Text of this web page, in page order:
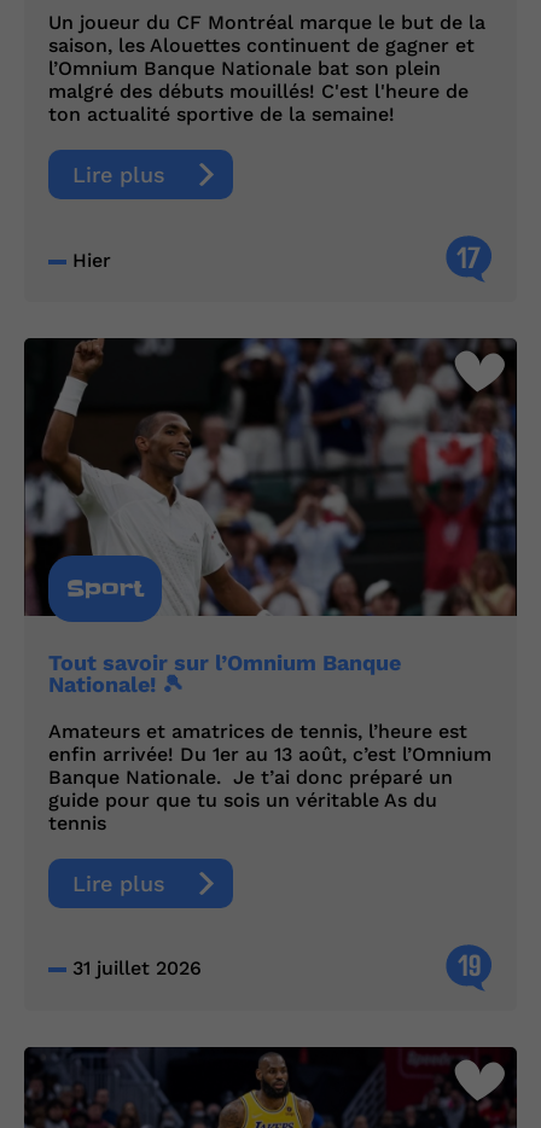
Un joueur du CF Montréal marque le but de la
saison, les Alouettes continuent de gagner et
l’Omnium Banque Nationale bat son plein
malgré des débuts mouillés! C'est l'heure de
ton actualité sportive de la semaine!
Lire plus
Hier 17
Sport
Tout savoir sur l’Omnium Banque
Nationale! 🎾
Amateurs et amatrices de tennis, l’heure est
enfin arrivée! Du 1er au 13 août, c’est l’Omnium
Banque Nationale. Je t’ai donc préparé un
guide pour que tu sois un véritable As du
tennis
Lire plus
31 juillet 2026 19